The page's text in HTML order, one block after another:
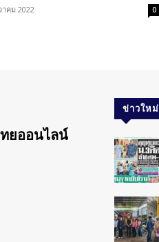
คม 2022 0
ยออนไลน์
ข่าวใหม่